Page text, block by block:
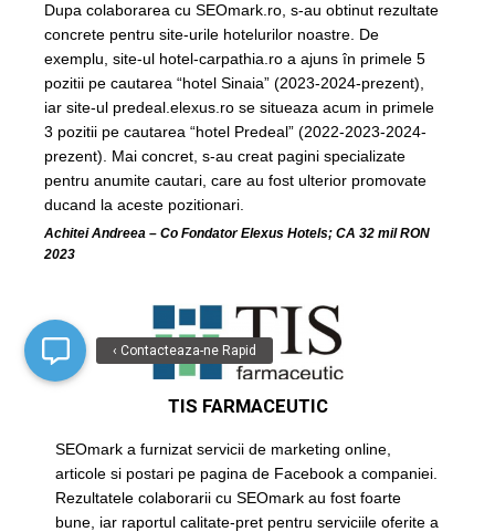
Dupa colaborarea cu SEOmark.ro, s-au obtinut rezultate
concrete pentru site-urile hotelurilor noastre. De
exemplu, site-ul hotel-carpathia.ro a ajuns în primele 5
pozitii pe cautarea “hotel Sinaia” (2023-2024-prezent),
iar site-ul predeal.elexus.ro se situeaza acum in primele
3 pozitii pe cautarea “hotel Predeal” (2022-2023-2024-
prezent). Mai concret, s-au creat pagini specializate
pentru anumite cautari, care au fost ulterior promovate
ducand la aceste pozitionari.
Achitei Andreea – Co Fondator Elexus Hotels; CA 32 mil RON
2023
TIS FARMACEUTIC
SEOmark a furnizat servicii de marketing online,
articole si postari pe pagina de Facebook a companiei.
Rezultatele colaborarii cu SEOmark au fost foarte
bune, iar raportul calitate-pret pentru serviciile oferite a
‹ Contacteaza-ne Rapid